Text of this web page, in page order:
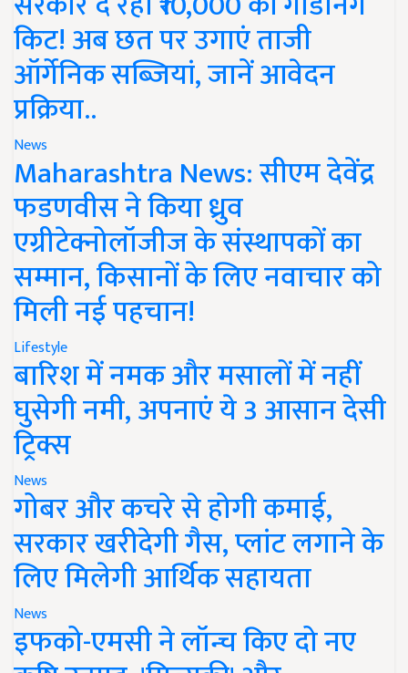
किट! अब छत पर उगाएं ताजी
ऑर्गेनिक सब्जियां, जानें आवेदन
प्रक्रिया..
News
Maharashtra News: सीएम देवेंद्र
फडणवीस ने किया ध्रुव
एग्रीटेक्नोलॉजीज के संस्थापकों का
सम्मान, किसानों के लिए नवाचार को
मिली नई पहचान!
Lifestyle
बारिश में नमक और मसालों में नहीं
घुसेगी नमी, अपनाएं ये 3 आसान देसी
ट्रिक्स
News
गोबर और कचरे से होगी कमाई,
सरकार खरीदेगी गैस, प्लांट लगाने के
लिए मिलेगी आर्थिक सहायता
News
इफको-एमसी ने लॉन्च किए दो नए